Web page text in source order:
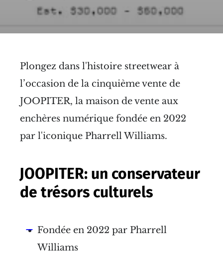
Plongez dans l'histoire streetwear à
l’occasion de la cinquième vente de
JOOPITER, la maison de vente aux
enchères numérique fondée en 2022
par l'iconique Pharrell Williams.
JOOPITER: un conservateur
de trésors culturels
Fondée en 2022 par Pharrell
Williams